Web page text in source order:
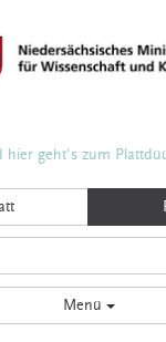
hier geht's zum
Menü